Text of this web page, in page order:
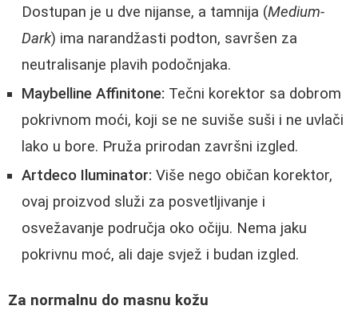
Dostupan je u dve nijanse, a tamnija (Medium-
Dark) ima narandžasti podton, savršen za
neutralisanje plavih podočnjaka.
Maybelline Affinitone: Tečni korektor sa dobrom
pokrivnom moći, koji se ne suviše suši i ne uvlači
lako u bore. Pruža prirodan završni izgled.
Artdeco Iluminator: Više nego običan korektor,
ovaj proizvod služi za posvetljivanje i
osvežavanje područja oko očiju. Nema jaku
pokrivnu moć, ali daje svjež i budan izgled.
Za normalnu do masnu kožu